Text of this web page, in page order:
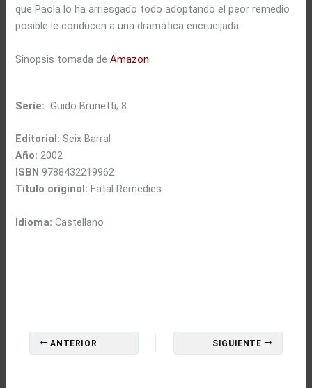
que Paola lo ha arriesgado todo adoptando el peor remedio
posible le conducen a una dramática encrucijada.
Sinopsis tomada deAmazon
Serie: Guido Brunetti; 8
Editorial: Seix Barral
Año: 2002
ISBN 9788432219962
Título original: Fatal Remedies
Idioma: Castellano
ANTERIOR SIGUIENTE